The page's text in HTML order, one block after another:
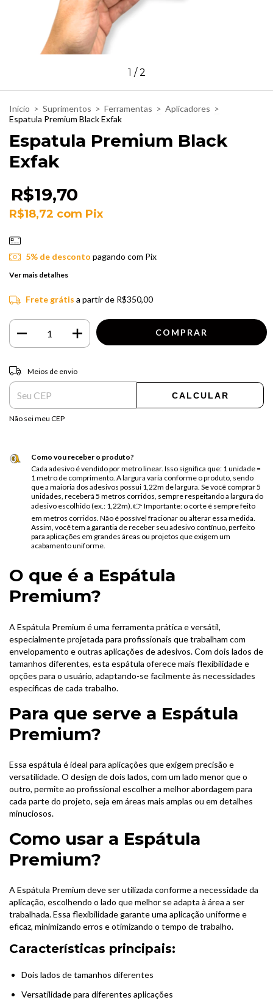
1 /2
Início > Suprimentos > Ferramentas > Aplicadores >
Espatula Premium Black Exfak
Espatula Premium Black
Exfak
R$19,70
R$18,72 com Pix
5% de desconto pagando com Pix
Ver mais detalhes
Frete grátis a partir de R$350,00
Entregas para o CEP:
Meios de envio
CALCULAR
Não sei meu CEP
Como vou receber o produto?
Cada adesivo é vendido por metro linear. Isso significa que: 1 unidade =
1 metro de comprimento. A largura varia conforme o produto, sendo
que a maioria dos adesivos possui 1,22m de largura. Se você comprar 5
unidades, receberá 5 metros corridos, sempre respeitando a largura do
adesivo escolhido (ex.: 1,22m). 👉 Importante: o corte é sempre feito
em metros corridos. Não é possível fracionar ou alterar essa medida.
Assim, você tem a garantia de receber seu adesivo contínuo, perfeito
para aplicações em grandes áreas ou projetos que exigem um
acabamento uniforme.
O que é a Espátula
Premium?
A Espátula Premium é uma ferramenta prática e versátil,
especialmente projetada para profissionais que trabalham com
envelopamento e outras aplicações de adesivos. Com dois lados de
tamanhos diferentes, esta espátula oferece mais flexibilidade e
opções para o usuário, adaptando-se facilmente às necessidades
específicas de cada trabalho.
Para que serve a Espátula
Premium?
Essa espátula é ideal para aplicações que exigem precisão e
versatilidade. O design de dois lados, com um lado menor que o
outro, permite ao profissional escolher a melhor abordagem para
cada parte do projeto, seja em áreas mais amplas ou em detalhes
minuciosos.
Como usar a Espátula
Premium?
A Espátula Premium deve ser utilizada conforme a necessidade da
aplicação, escolhendo o lado que melhor se adapta à área a ser
trabalhada. Essa flexibilidade garante uma aplicação uniforme e
eficaz, minimizando erros e otimizando o tempo de trabalho.
Características principais:
Dois lados de tamanhos diferentes
Versatilidade para diferentes aplicações